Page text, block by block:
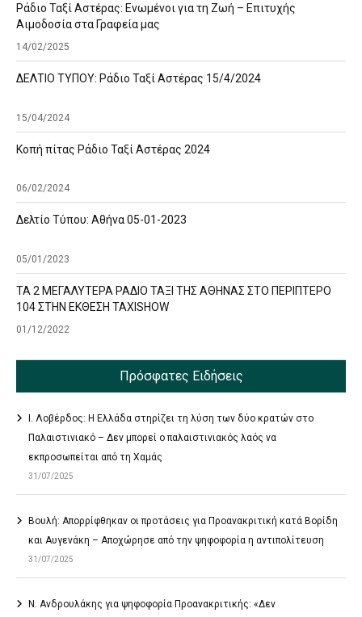
Ράδιο Ταξί Αστέρας: Ενωμένοι για τη Ζωή – Επιτυχής
Αιμοδοσία στα Γραφεία μας
14/02/2025
ΔΕΛΤΙΟ ΤΥΠΟΥ: Ράδιο Ταξί Αστέρας 15/4/2024
15/04/2024
Κοπή πίτας Ράδιο Ταξί Αστέρας 2024
06/02/2024
Δελτίο Τύπου: Αθήνα 05-01-2023
05/01/2023
ΤΑ 2 ΜΕΓΑΛΥΤΕΡΑ ΡΑΔΙΟ ΤΑΞΙ ΤΗΣ ΑΘΗΝΑΣ ΣΤΟ ΠΕΡΙΠΤΕΡΟ
104 ΣΤΗΝ ΕΚΘΕΣΗ TAXISHOW
01/12/2022
Πρόσφατες Ειδήσεις
Ι. Λοβέρδος: Η Ελλάδα στηρίζει τη λύση των δύο κρατών στο
Παλαιστινιακό – Δεν μπορεί ο παλαιστινιακός λαός να
εκπροσωπείται από τη Χαμάς
31/07/2025
Βουλή: Απορρίφθηκαν οι προτάσεις για Προανακριτική κατά Βορίδη
και Αυγενάκη – Αποχώρησε από την ψηφοφορία η αντιπολίτευση
31/07/2025
Ν. Ανδρουλάκης για ψηφοφορία Προανακριτικής: «Δεν